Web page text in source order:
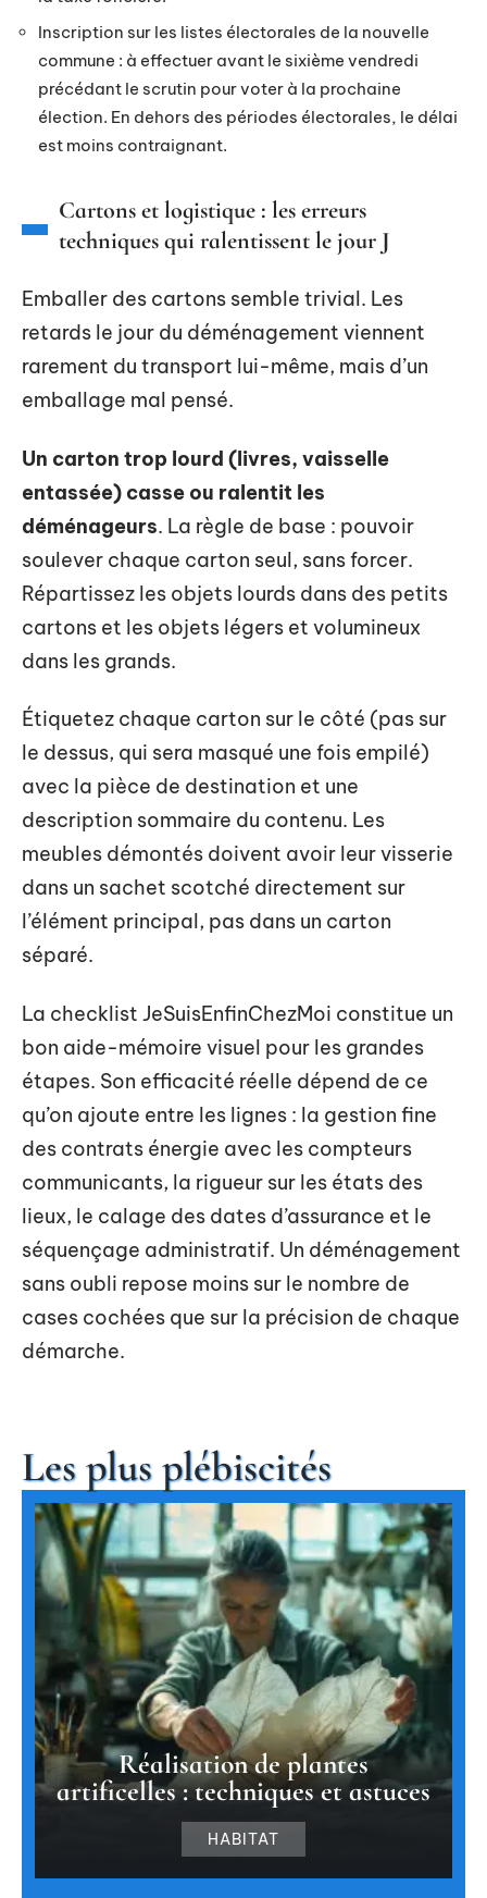
Inscription sur les listes électorales de la nouvelle
commune : à effectuer avant le sixième vendredi
précédant le scrutin pour voter à la prochaine
élection. En dehors des périodes électorales, le délai
est moins contraignant.
Cartons et logistique : les erreurs
techniques qui ralentissent le jour J
Emballer des cartons semble trivial. Les
retards le jour du déménagement viennent
rarement du transport lui-même, mais d’un
emballage mal pensé.
Un carton trop lourd (livres, vaisselle
entassée) casse ou ralentit les
déménageurs. La règle de base : pouvoir
soulever chaque carton seul, sans forcer.
Répartissez les objets lourds dans des petits
cartons et les objets légers et volumineux
dans les grands.
Étiquetez chaque carton sur le côté (pas sur
le dessus, qui sera masqué une fois empilé)
avec la pièce de destination et une
description sommaire du contenu. Les
meubles démontés doivent avoir leur visserie
dans un sachet scotché directement sur
l’élément principal, pas dans un carton
séparé.
La checklist JeSuisEnfinChezMoi constitue un
bon aide-mémoire visuel pour les grandes
étapes. Son efficacité réelle dépend de ce
qu’on ajoute entre les lignes : la gestion fine
des contrats énergie avec les compteurs
communicants, la rigueur sur les états des
lieux, le calage des dates d’assurance et le
séquençage administratif. Un déménagement
sans oubli repose moins sur le nombre de
cases cochées que sur la précision de chaque
démarche.
Les plus plébiscités
Réalisation de plantes
artificelles : techniques et astuces
HABITAT